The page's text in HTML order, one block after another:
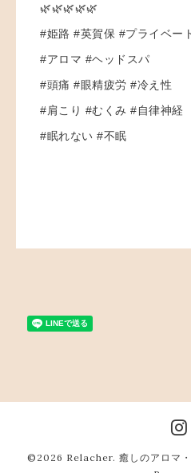
🌿🌿🌿🌿🌿
#姫路 #英賀保 #プライベー
#アロマ #ヘッドスパ
#頭痛 #眼精疲労 #冷え性
#肩こり #むくみ #自律神経
#眠れない #不眠
©2026 Relacher. 癒しのアロマ